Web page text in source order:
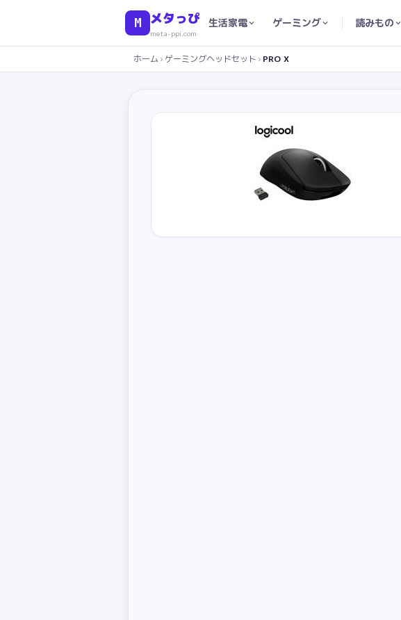
M メタっぴ
meta-ppi.com
生活家電 ゲーミング 読みもの
ホーム › ゲーミングヘッドセット › PRO X